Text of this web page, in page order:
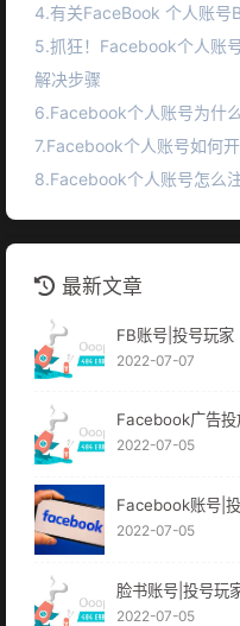
4.有关FaceBook 个人账号
5.抓狂！Facebook个人账
解决步骤
6.Facebook个人账号为什
7.Facebook个人账号如何开
8.Facebook个人账号怎么
最新文章
FB账号|投号玩家
2022-07-07
Facebook广告投
2022-07-05
Facebook账号|
2022-07-05
脸书账号|投号玩
2022-07-05